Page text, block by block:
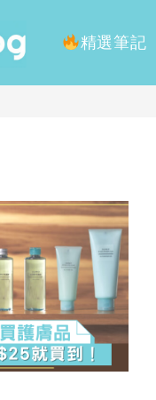
精選筆記